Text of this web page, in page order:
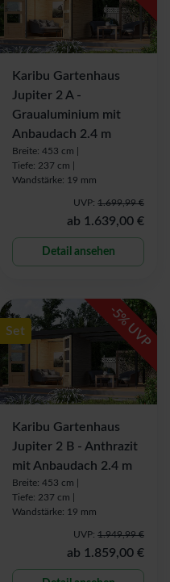
Karibu Gartenhaus
Jupiter 2 A -
Graualuminium mit
Anbaudach 2.4 m
Breite: 453 cm |
Tiefe: 237 cm |
Wandstärke: 19 mm
UVP: 1.699,99 €
ab 1.639,00 €
Detail ansehen
Set
-
5
% UVP
Karibu Gartenhaus
Jupiter 2 B - Anthrazit
mit Anbaudach 2.4 m
Breite: 453 cm |
Tiefe: 237 cm |
Wandstärke: 19 mm
UVP: 1.949,99 €
ab 1.859,00 €